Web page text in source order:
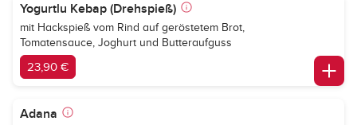
Yogurtlu Kebap (Drehspieß)
mit Hackspieß vom Rind auf geröstetem Brot,
Tomatensauce, Joghurt und Butteraufguss
23,90 €
Adana